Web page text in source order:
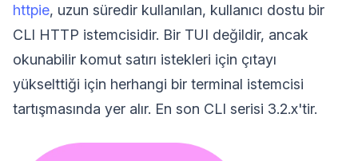
httpie, uzun süredir kullanılan, kullanıcı dostu bir
CLI HTTP istemcisidir. Bir TUI değildir, ancak
okunabilir komut satırı istekleri için çıtayı
yükselttiği için herhangi bir terminal istemcisi
tartışmasında yer alır. En son CLI serisi 3.2.x'tir.